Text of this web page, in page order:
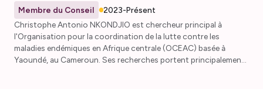
Membre du Conseil
2023-Présent
Christophe Antonio NKONDJIO est chercheur principal à
l'Organisation pour la coordination de la lutte contre les
maladies endémiques en Afrique centrale (OCEAC) basée à
Yaoundé, au Cameroun. Ses recherches portent principalement